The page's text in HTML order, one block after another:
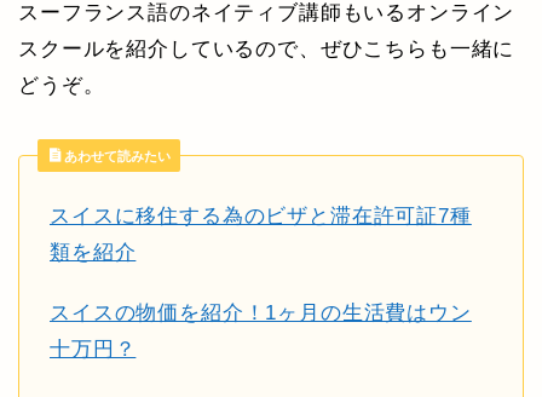
スーフランス語のネイティブ講師もいるオンライン
スクールを紹介しているので、ぜひこちらも一緒に
どうぞ。
あわせて読みたい
スイスに移住する為のビザと滞在許可証7種
類を紹介
スイスの物価を紹介！1ヶ月の生活費はウン
十万円？